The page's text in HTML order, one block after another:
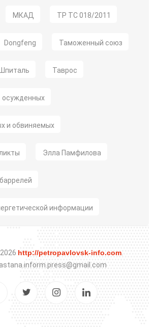
МКАД ТР ТС 018/2011
Dongfeng Таможенный союз
Таврос
осужденных
и обвиняемых
Элла Памфилова
информации
http://petropavlovsk-info.com
astana.inform.press@gmail.com